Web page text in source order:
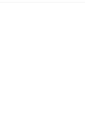
こで食事を注文し
で、ご興味のある